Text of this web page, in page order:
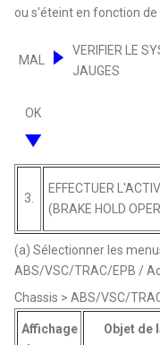
ou s'éteint en fonction
MAL
VERIFIER LE
JAUGES
OK
3.
EFFECTUER
(BRAKE HOLD
(a) Sélectionner les
ABS/VSC/TRAC/EPB /
Chassis > ABS/VSC/
Affichage
Objet de